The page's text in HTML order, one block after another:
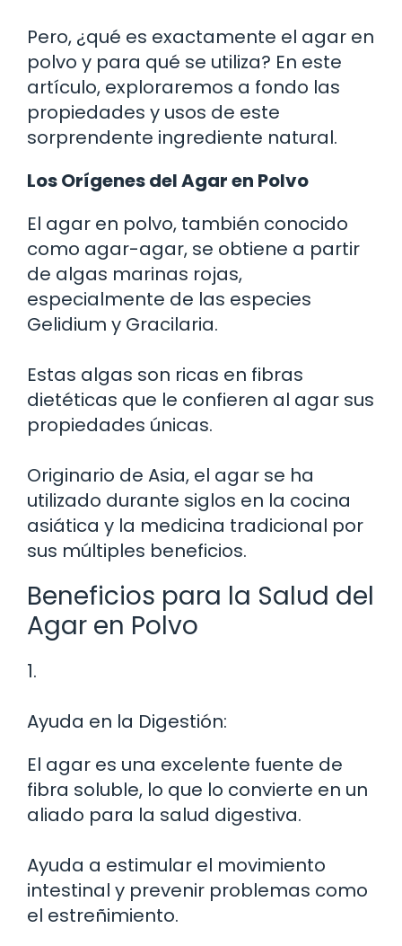
Pero, ¿qué es exactamente el agar en
polvo y para qué se utiliza? En este
artículo, exploraremos a fondo las
propiedades y usos de este
sorprendente ingrediente natural.
Los Orígenes del Agar en Polvo
El agar en polvo, también conocido
como agar-agar, se obtiene a partir
de algas marinas rojas,
especialmente de las especies
Gelidium y Gracilaria.
Estas algas son ricas en fibras
dietéticas que le confieren al agar sus
propiedades únicas.
Originario de Asia, el agar se ha
utilizado durante siglos en la cocina
asiática y la medicina tradicional por
sus múltiples beneficios.
Beneficios para la Salud del
Agar en Polvo
1.
Ayuda en la Digestión:
El agar es una excelente fuente de
fibra soluble, lo que lo convierte en un
aliado para la salud digestiva.
Ayuda a estimular el movimiento
intestinal y prevenir problemas como
el estreñimiento.